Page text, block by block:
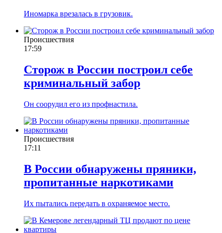
Иномарка врезалась в грузовик.
Происшествия
17:59
Сторож в России построил себе
криминальный забор
Он соорудил его из профнастила.
Происшествия
17:11
В России обнаружены пряники,
пропитанные наркотиками
Их пытались передать в охраняемое место.